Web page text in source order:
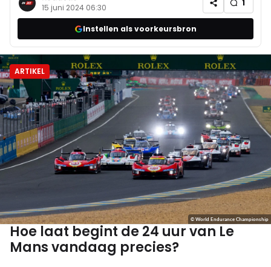
15 juni 2024 06:30 1
Instellen als voorkeursbron
ARTIKEL
© World Endurance Championship
Hoe laat begint de 24 uur van Le
Mans vandaag precies?